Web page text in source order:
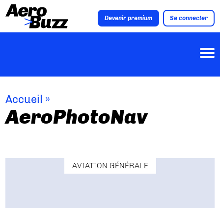
Devenir premium Se connecter
Accueil »
AeroPhotoNav
AVIATION GÉNÉRALE